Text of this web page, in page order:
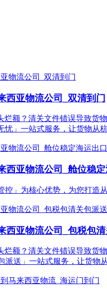
西亚物流公司_双清到门
额？清关文件错误导致货
忧」一站式服务，让货物从
西亚物流公司_舱位稳定
」为核心优势，为您打造
西亚物流公司_包税包
烂额？清关文件错误导致
派送」一站式服务，让货物